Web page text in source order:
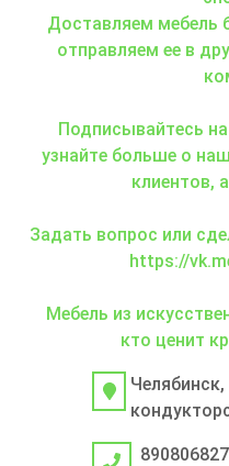
Доставляем мебель
отправляем ее в
Подписывайтесь
узнайте больше о
клиентов,
Задать вопрос или
https://
Мебель из
кто ценит